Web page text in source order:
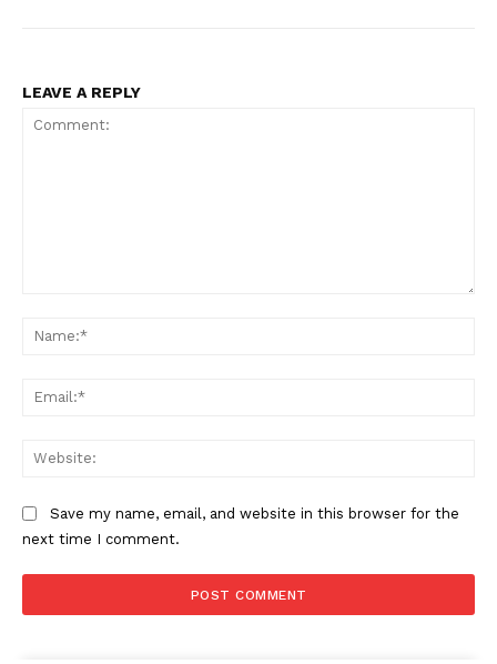
LEAVE A REPLY
Save my name, email, and website in this browser for the
next time I comment.